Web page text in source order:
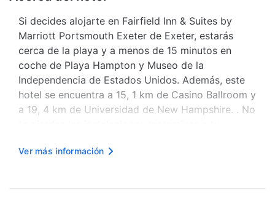
Si decides alojarte en Fairfield Inn & Suites by
Marriott Portsmouth Exeter de Exeter, estarás
cerca de la playa y a menos de 15 minutos en
coche de Playa Hampton y Museo de la
Independencia de Estados Unidos. Además, este
hotel se encuentra a 15, 1 km de Casino Ballroom y
a 19, 4 km de Universidad de New Hampshire. . No
gimnasio abierto las 24 horas. . Te sentirás como
Ver más información